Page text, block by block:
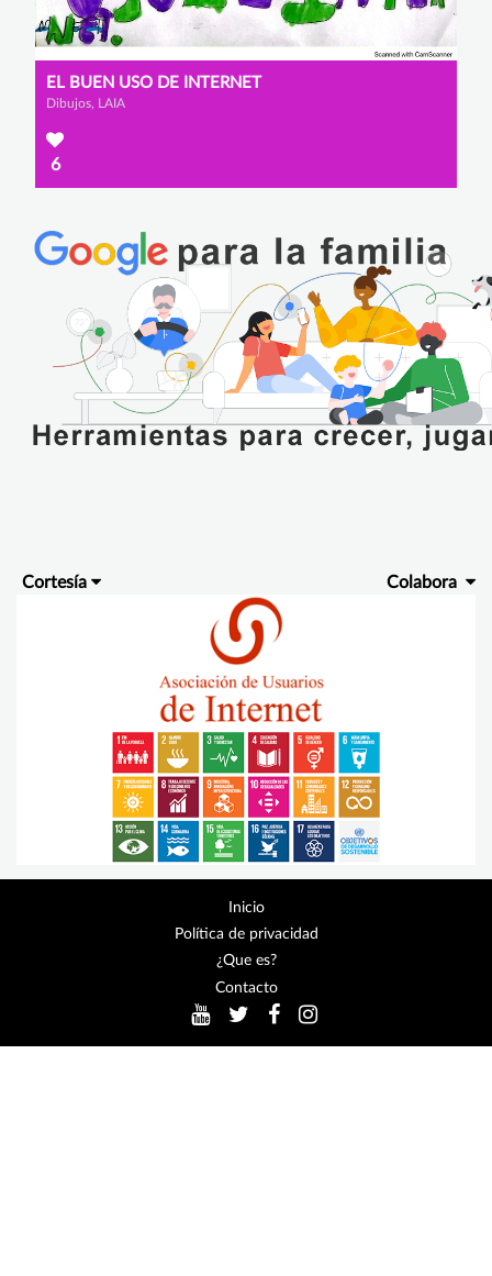
EL BUEN USO DE INTERNET
Dibujos, LAIA
6
Cortesía Colabora
Inicio
Política de privacidad
¿Que es?
Contacto